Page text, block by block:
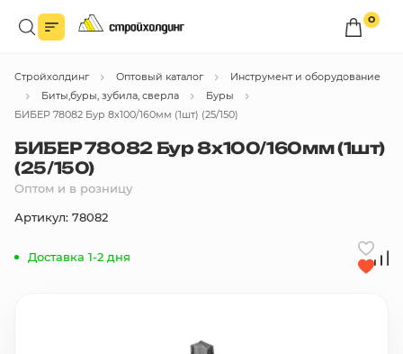
0
Войдите в личный кабинет
Вы сможете оформлять заказы по оптовым ценам.
Каталог товаров
Стройхолдинг Оптовый каталог
Инструмент и оборудование
Биты,буры, зубила, сверла
Буры
БИБЕР 78082 Бур 8х100/160мм (1шт) (25/150)
БИБЕР 78082 Бур 8х100/160мм (1шт)
(25/150)
Оптом и в розницу
Артикул: 78082
Доставка 1-2 дня